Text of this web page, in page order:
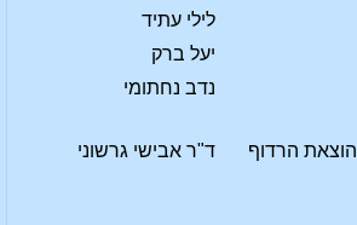
לילי עתיד
יעל ברק
נדב נחתומי
הוצאת הרדוף ד"ר אבישי גרשוני